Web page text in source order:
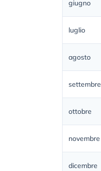
giugno
luglio
agosto
settembre
ottobre
novembre
dicembre